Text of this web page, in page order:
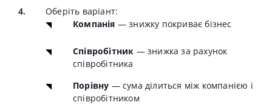
Оберіть варіант:
Компанія — знижку покриває бізнес
Співробітник — знижка за рахунок
співробітника
Порівну — сума ділиться між компанією і
співробітником